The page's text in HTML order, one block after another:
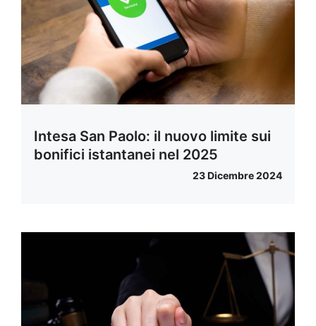
Intesa San Paolo: il nuovo limite sui
bonifici istantanei nel 2025
23 Dicembre 2024